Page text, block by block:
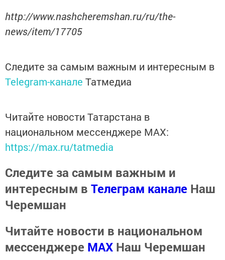
http://www.nashcheremshan.ru/ru/the-
news/item/17705
Следите за самым важным и интересным в
Telegram-канале Татмедиа
Читайте новости Татарстана в
национальном мессенджере MАХ:
https://max.ru/tatmedia
Следите за самым важным и
интересным в Телеграм канале Наш
Черемшан
Читайте новости в национальном
мессенджере MАХ Наш Черемшан